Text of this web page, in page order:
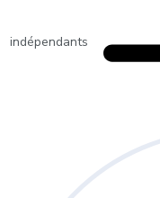
indépendants